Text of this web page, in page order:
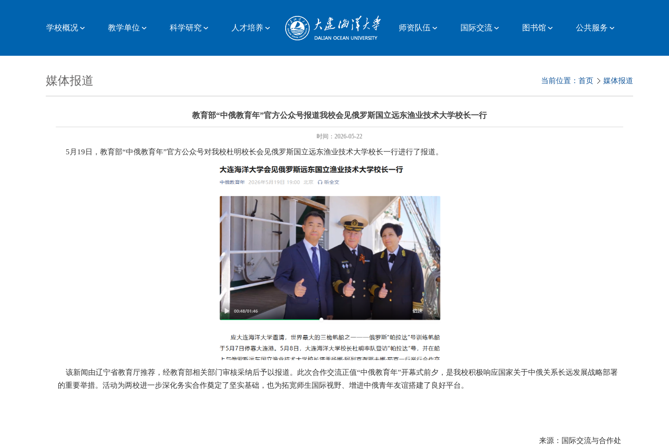
学校概况 教学单位 科学研究 人才培养 师资队伍 国际交流 图书馆 公共服务
当前位置： 首页 媒体报道
媒体报道
教育部“中俄教育年”官方公众号报道我校会见俄罗斯国立远东渔业技术大学校长一行
时间：2026-05-22
5 月 19 日，教育部“中俄教育年”官方公众号对我校杜明校长会见俄罗斯国立远东渔业技术大学校长一行进行了报道。
该新闻由辽宁省教育厅推荐，经教育部相关部门审核采纳后予以报道。此次合作交流正值“中俄教育年”开幕式前夕，是我校积极响应国家关于中俄关系长远发展战略部署
的重要举措。活动为两校进一步深化务实合作奠定了坚实基础，也为拓宽师生国际视野、增进中俄青年友谊搭建了良好平台。
来源：国际交流与合作处